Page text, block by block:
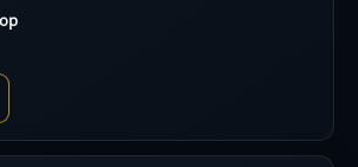
когда безобидный
интерес превращается в борьбу
дневного хоррора, где
образы и древние руны ведут к
стирая границы между